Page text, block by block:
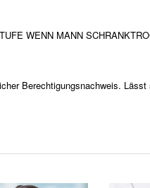
WENN MANN
Berechtigungsnachweis.